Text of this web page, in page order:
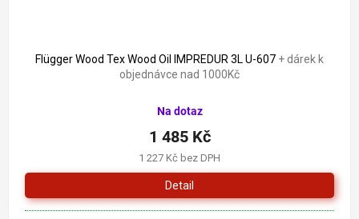
Flügger Wood Tex Wood Oil IMPREDUR 3L U-607 + dárek k
objednávce nad 1000Kč
Na dotaz
1 227 Kč bez DPH
1 485 Kč
Detail